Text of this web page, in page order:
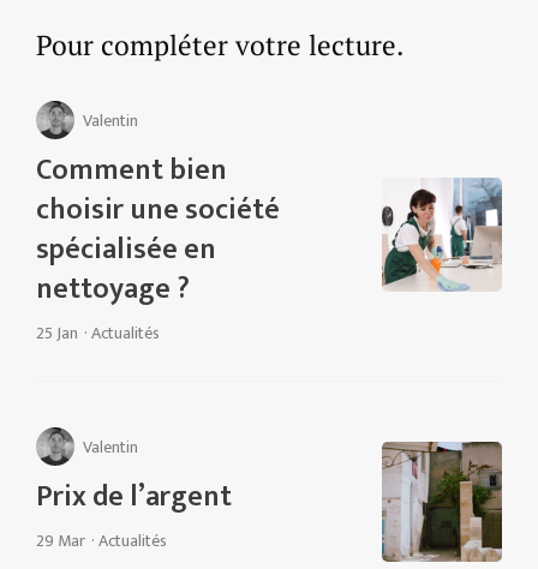
Pour compléter votre lecture.
Valentin
Comment bien
choisir une société
spécialisée en
nettoyage ?
25 Jan ·Actualités
Valentin
Prix de l’argent
29 Mar ·Actualités